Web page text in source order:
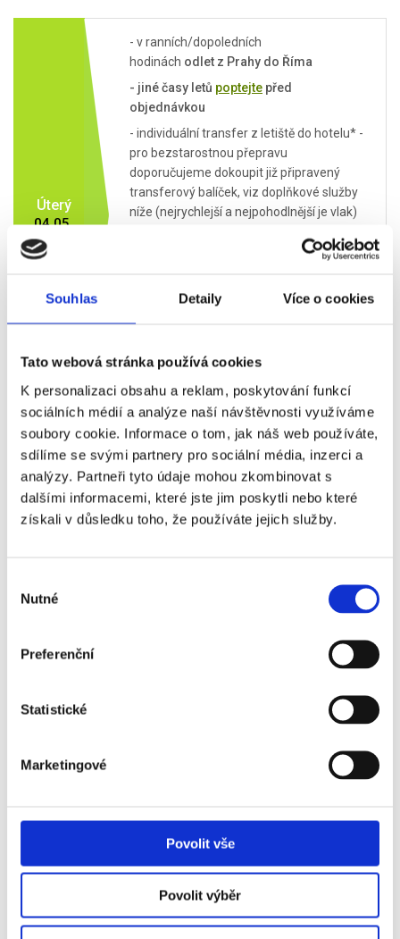
Souhlas Detaily Více o cookies
Tato webová stránka používá cookies
K personalizaci obsahu a reklam, poskytování funkcí
sociálních médií a analýze naší návštěvnosti využíváme
soubory cookie. Informace o tom, jak náš web používáte,
sdílíme se svými partnery pro sociální média, inzerci a
analýzy. Partneři tyto údaje mohou zkombinovat s
dalšími informacemi, které jste jim poskytli nebo které
získali v důsledku toho, že používáte jejich služby.
souhlasu
Nutné
Preferenční
Statistické
Marketingové
Povolit vše
Povolit výběr
Úterý
04.05.
- v ranních/dopoledních
hodinách odlet z Prahy do Říma
- jiné časy letů poptejte před
objednávkou
- individuální transfer z letiště do hotelu* -
pro bezstarostnou přepravu
doporučujeme dokoupit již připravený
transferový balíček, viz doplňkové služby
níže (nejrychlejší a nejpohodlnější je vlak)
památek:Koloseum, Forum Romanum,
Vatikán - bazilika a náměstí sv. Petra,
Monument to Victor Emmanuel II,
Palazzo Venezia - muzeum umění...)
Středa
- snídaně
- individuální přesun k tenisovému areálu
Foro Italico- zápasy začínají ve 11:00
hlavní program dne:
11:00 - kvalifikace a
1. kolo mužské a ženské
- po skončení hracího dne individuální
odlet z Říma do
Příplatky za vstupenky vyšší kategorie
Název Dostupnost Příplatek